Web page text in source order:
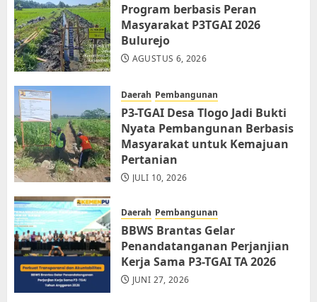
Program berbasis Peran
Masyarakat P3TGAI 2026
Bulurejo
AGUSTUS 6, 2026
Daerah Pembangunan
P3-TGAI Desa Tlogo Jadi Bukti
Nyata Pembangunan Berbasis
Masyarakat untuk Kemajuan
Pertanian
JULI 10, 2026
Daerah Pembangunan
BBWS Brantas Gelar
Penandatanganan Perjanjian
Kerja Sama P3-TGAI TA 2026
JUNI 27, 2026